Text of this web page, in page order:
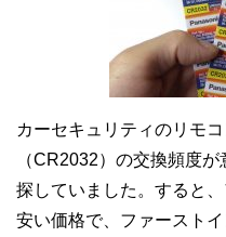
カーセキュリティのリモ
（CR2032）の交換頻度
探していました。すると
安い価格で、ファースト